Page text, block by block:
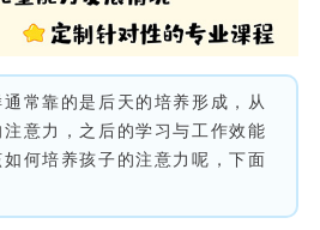
常靠的是后天的培养形成，从
意力，之后的学习与工作效能
何培养孩子的注意力呢，下面